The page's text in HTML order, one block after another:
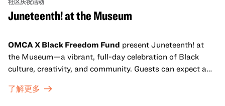
Juneteenth! at the Museum
OMCA X Black Freedom Fund present Juneteenth! at
the Museum—a vibrant, full-day celebration of Black
culture, creativity, and community. Guests can expect a
sets from boundary-pushing artists, delicious offerings
了解更多